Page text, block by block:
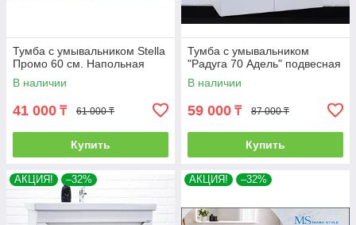
Тумба с умывальником Stella
Промо 60 см. Напольная
В наличии
41 000 ₸ 61 000 ₸
Купить
Тумба с умывальником
"Радуга 70 Адель" подвесная
В наличии
59 000 ₸ 87 000 ₸
Купить
АКЦИЯ! –32% АКЦИЯ! –32%